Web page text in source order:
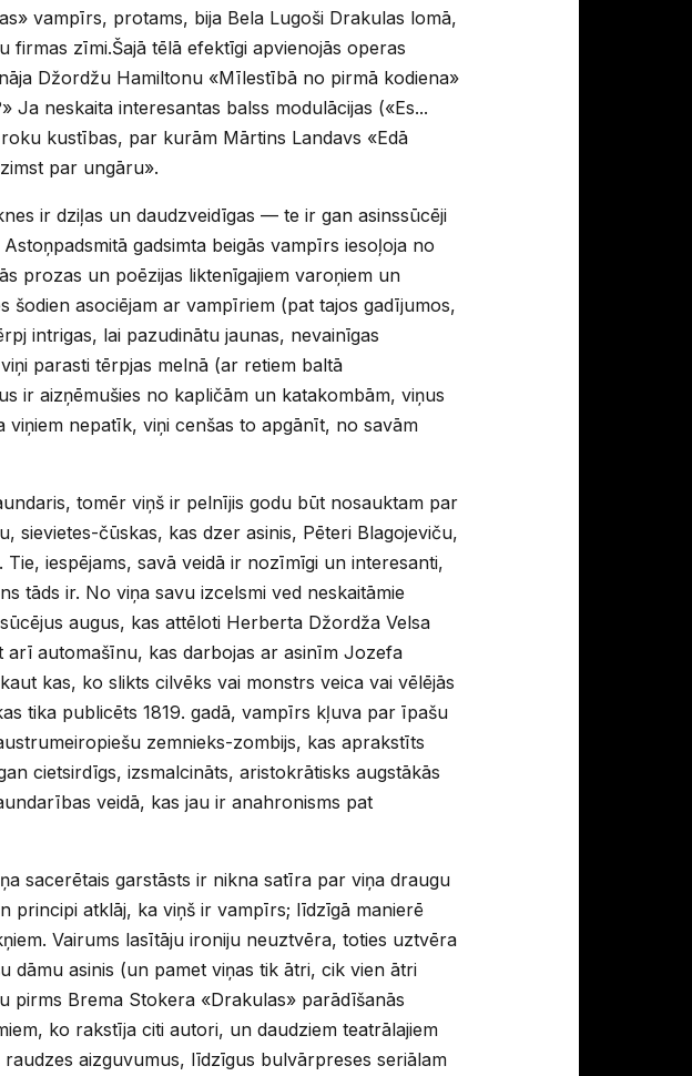
vampīrs, protams, bija Bela Lugoši Drakulas lomā,
zīmi.Šajā tēlā efektīgi apvienojās operas
Džordžu Hamiltonu «Mīlestībā no pirmā kodiena»
Ja neskaita interesantas balss modulācijas («Es...
kustības, par kurām Mārtins Landavs «Edā
par ungāru».
ir dziļas un daudzveidīgas — te ir gan asinssūcēji
gadsimta beigās vampīrs iesoļoja no
prozas un poēzijas liktenīgajiem varoņiem un
šodien asociējam ar vampīriem (pat tajos gadījumos,
intrigas, lai pazudinātu jaunas, nevainīgas
parasti tērpjas melnā (ar retiem baltā
ir aizņēmušies no kapličām un katakombām, viņus
viņiem nepatīk, viņi cenšas to apgānīt, no savām
tomēr viņš ir pelnījis godu būt nosauktam par
sievietes-čūskas, kas dzer asinis, Pēteri Blagojeviču,
iespējams, savā veidā ir nozīmīgi un interesanti,
tāds ir. No viņa savu izcelsmi ved neskaitāmie
augus, kas attēloti Herberta Džordža Velsa
arī automašīnu, kas darbojas ar asinīm Jozefa
kas, ko slikts cilvēks vai monstrs veica vai vēlējās
tika publicēts 1819. gadā, vampīrs kļuva par īpašu
zemnieks-zombijs, kas aprakstīts
cietsirdīgs, izsmalcināts, aristokrātisks augstākās
veidā, kas jau ir anahronisms pat
sacerētais garstāsts ir nikna satīra par viņa draugu
principi atklāj, ka viņš ir vampīrs; līdzīgā manierē
Vairums lasītāju ironiju neuztvēra, toties uztvēra
dāmu asinis (un pamet viņas tik ātri, cik vien ātri
pirms Brema Stokera «Drakulas» parādīšanās
ko rakstīja citi autori, un daudziem teatrālajiem
aizguvumus, līdzīgus bulvārpreses seriālam